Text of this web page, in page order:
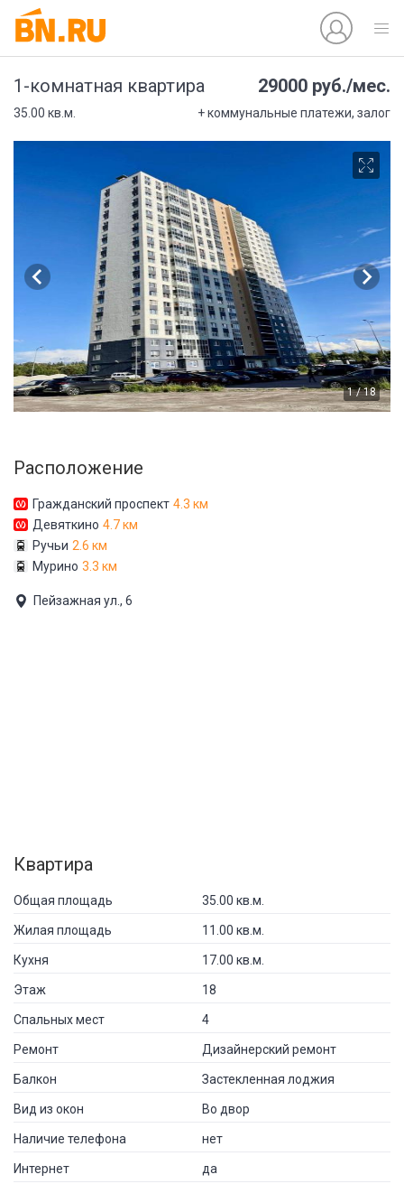
1-комнатная квартира 29000 руб./мес.
35.00 кв.м. + коммунальные платежи, залог
1 / 18
Расположение
Гражданский проспект 4.3 км
Девяткино 4.7 км
Ручьи 2.6 км
Мурино 3.3 км
Пейзажная ул., 6
Квартира
Общая площадь 35.00 кв.м.
Жилая площадь 11.00 кв.м.
Кухня 17.00 кв.м.
Этаж 18
Спальных мест 4
Ремонт Дизайнерский ремонт
Балкон Застекленная лоджия
Вид из окон Во двор
Наличие телефона нет
Интернет да